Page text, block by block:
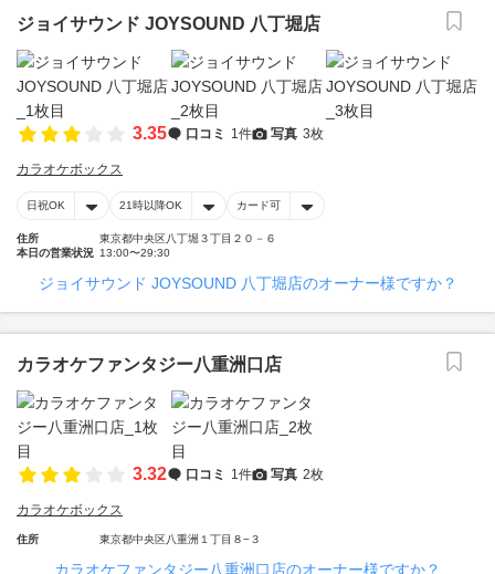
ジョイサウンド JOYSOUND 八丁堀店
3.35 口コミ 1件 写真 3枚
カラオケボックス
日祝OK 21時以降OK カード可
住所
東京都中央区八丁堀３丁目２０－６
本日の営業状況 13:00〜29:30
ジョイサウンド JOYSOUND 八丁堀店のオーナー様ですか？
カラオケファンタジー八重洲口店
3.32 口コミ 1件 写真 2枚
カラオケボックス
住所 東京都中央区八重洲１丁目８−３
カラオケファンタジー八重洲口店のオーナー様ですか？